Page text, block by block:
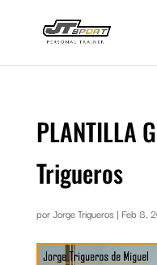
PLANTILLA
Trigueros
porJorge Trigueros | Feb 8,